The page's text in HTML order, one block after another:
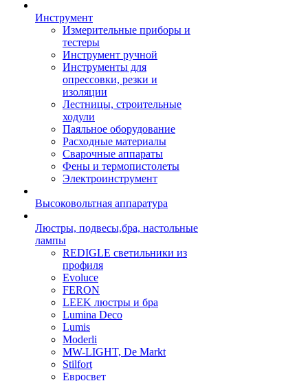
Инструмент
Измерительные приборы и
тестеры
Инструмент ручной
Инструменты для
опрессовки, резки и
изоляции
Лестницы, строительные
ходули
Паяльное оборудование
Расходные материалы
Сварочные аппараты
Фены и термопистолеты
Электроинструмент
Высоковольтная аппаратура
Люстры, подвесы,бра, настольные
лампы
REDIGLE светильники из
профиля
Evoluce
FERON
LEEK люстры и бра
Lumina Deco
Lumis
Moderli
MW-LIGHT, De Markt
Stilfort
Евросвет